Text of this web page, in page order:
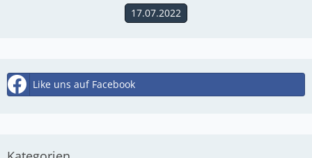
17.07.2022
Like uns auf Facebook